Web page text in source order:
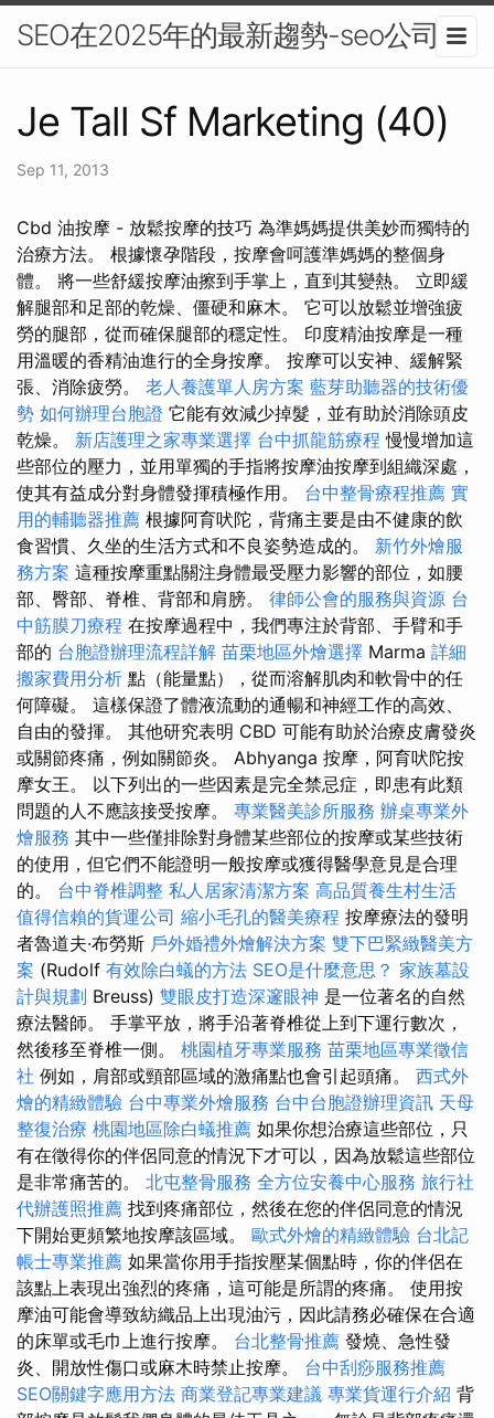
SEO在2025年的最新趨勢-seo公司
Je Tall Sf Marketing (40)
Sep 11, 2013
Cbd 油按摩 - 放鬆按摩的技巧 為準媽媽提供美妙而獨特的
治療方法。 根據懷孕階段，按摩會呵護準媽媽的整個身
體。 將一些舒緩按摩油擦到手掌上，直到其變熱。 立即緩
解腿部和足部的乾燥、僵硬和麻木。 它可以放鬆並增強疲
勞的腿部，從而確保腿部的穩定性。 印度精油按摩是一種
用溫暖的香精油進行的全身按摩。 按摩可以安神、緩解緊
張、消除疲勞。 老人養護單人房方案 藍芽助聽器的技術優
勢 如何辦理台胞證 它能有效減少掉髮，並有助於消除頭皮
乾燥。 新店護理之家專業選擇 台中抓龍筋療程慢慢增加這
些部位的壓力，並用單獨的手指將按摩油按摩到組織深處，
使其有益成分對身體發揮積極作用。 台中整骨療程推薦 實
用的輔聽器推薦 根據阿育吠陀，背痛主要是由不健康的飲
食習慣、久坐的生活方式和不良姿勢造成的。 新竹外燴服
務方案 這種按摩重點關注身體最受壓力影響的部位，如腰
部、臀部、脊椎、背部和肩膀。 律師公會的服務與資源 台
中筋膜刀療程 在按摩過程中，我們專注於背部、手臂和手
部的 台胞證辦理流程詳解 苗栗地區外燴選擇 Marma 詳細
搬家費用分析 點（能量點），從而溶解肌肉和軟骨中的任
何障礙。 這樣保證了體液流動的通暢和神經工作的高效、
自由的發揮。 其他研究表明 CBD 可能有助於治療皮膚發炎
或關節疼痛，例如關節炎。 Abhyanga 按摩，阿育吠陀按
摩女王。 以下列出的一些因素是完全禁忌症，即患有此類
問題的人不應該接受按摩。 專業醫美診所服務 辦桌專業外
燴服務 其中一些僅排除對身體某些部位的按摩或某些技術
的使用，但它們不能證明一般按摩或獲得醫學意見是合理
的。 台中脊椎調整 私人居家清潔方案 高品質養生村生活
值得信賴的貨運公司 縮小毛孔的醫美療程 按摩療法的發明
者魯道夫·布勞斯 戶外婚禮外燴解決方案 雙下巴緊緻醫美方
案 (Rudolf 有效除白蟻的方法 SEO是什麼意思？ 家族墓設
計與規劃 Breuss) 雙眼皮打造深邃眼神 是一位著名的自然
療法醫師。 手掌平放，將手沿著脊椎從上到下運行數次，
然後移至脊椎一側。 桃園植牙專業服務 苗栗地區專業徵信
社 例如，肩部或頸部區域的激痛點也會引起頭痛。 西式外
燴的精緻體驗 台中專業外燴服務 台中台胞證辦理資訊 天母
整復治療 桃園地區除白蟻推薦 如果你想治療這些部位，只
有在徵得你的伴侶同意的情況下才可以，因為放鬆這些部位
是非常痛苦的。 北屯整骨服務 全方位安養中心服務 旅行社
代辦護照推薦 找到疼痛部位，然後在您的伴侶同意的情況
下開始更頻繁地按摩該區域。 歐式外燴的精緻體驗 台北記
帳士專業推薦 如果當你用手指按壓某個點時，你的伴侶在
該點上表現出強烈的疼痛，這可能是所謂的疼痛。 使用按
摩油可能會導致紡織品上出現油污，因此請務必確保在合適
的床單或毛巾上進行按摩。 台北整骨推薦 發燒、急性發
炎、開放性傷口或麻木時禁止按摩。 台中刮痧服務推薦
SEO關鍵字應用方法 商業登記專業建議 專業貨運行介紹 背